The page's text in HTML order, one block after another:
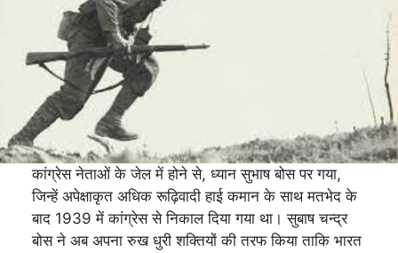
कांग्रेस नेताओं के जेल में होने से, ध्यान सुभाष बोस पर गया,
जिन्हें अपेक्षाकृत अधिक रूढ़िवादी हाई कमान के साथ मतभेद के
बाद 1939 में कांग्रेस से निकाल दिया गया था। सुबाष चन्द्र
बोस ने अब अपना रुख धुरी शक्तियों की तरफ किया ताकि भारत